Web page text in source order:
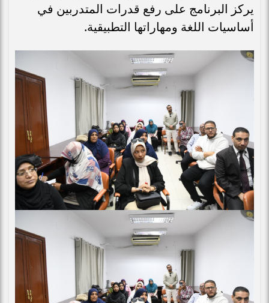
يركز البرنامج على رفع قدرات المتدربين في
أساسيات اللغة ومهاراتها التطبيقية.